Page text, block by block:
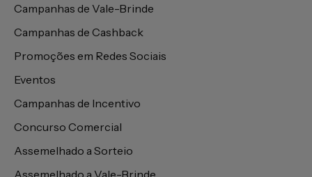
Campanhas de Vale-Brinde
Campanhas de Cashback
Promoções em Redes Sociais
Eventos
Campanhas de Incentivo
Concurso Comercial
Assemelhado a Sorteio
Assemelhado a Vale-Brinde